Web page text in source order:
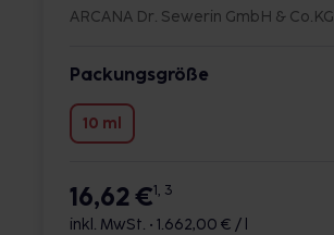
ARCANA Dr. Sewerin GmbH & Co.KG
Packungsgröße
10 ml
16,62 €1, 3
inkl. MwSt. • 1.662,00 € / l